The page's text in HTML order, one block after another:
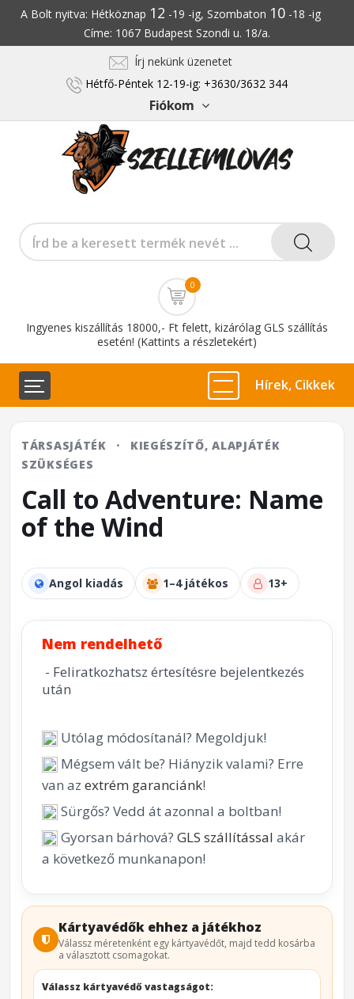
A Bolt nyitva: Hétköznap 12 -19 -ig, Szombaton 10-18 -ig
Címe: 1067 Budapest Szondi u. 18/a.
Írj nekünk üzenetet
Hétfő-Péntek 12-19-ig: +3630/3632 344
Fiókom
0
Ingyenes kiszállítás 18000,- Ft felett, kizárólag GLS szállítás
esetén! (Kattints a részletekért)
Hírek, Cikkek
TÁRSASJÁTÉK ·
KIEGÉSZÍTŐ, ALAPJÁTÉK
SZÜKSÉGES
Call to Adventure: Name
of the Wind
Angol kiadás 1–4 játékos 13+
Nem rendelhető
- Feliratkozhatsz értesítésre bejelentkezés
után
Utólag módosítanál? Megoldjuk!
Mégsem vált be? Hiányzik valami? Erre
van az extrém garanciánk!
Sürgős? Vedd át azonnal a boltban!
Gyorsan bárhová? GLS szállítással akár
a következő munkanapon!
Kártyavédők ehhez a játékhoz
Válassz méretenként egy kártyavédőt, majd tedd kosárba
a választott csomagokat.
Válassz kártyavédő vastagságot: